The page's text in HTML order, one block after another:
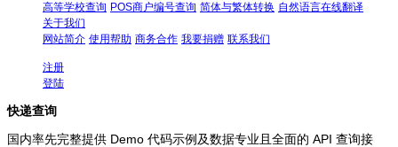
高等学校查询 POS商户编号查询 简体与繁体转换 自然语言在线翻译
关于我们
网站简介 使用帮助 商务合作 我要捐赠 联系我们
注册
登陆
快递查询
国内率先完整提供 Demo 代码示例及数据专业且全面的 API 查询接